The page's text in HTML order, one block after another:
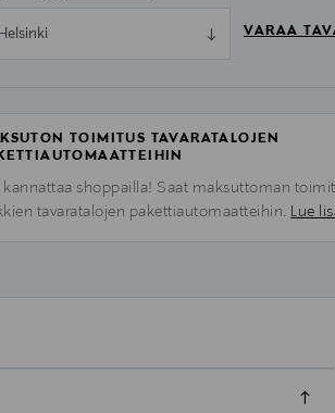
Helsinki VARAA
TOIMITUS TAVARATALOJEN
kannattaa shoppailla! Saat maksuttoman
tavaratalojen pakettiautomaatteihin. Lue